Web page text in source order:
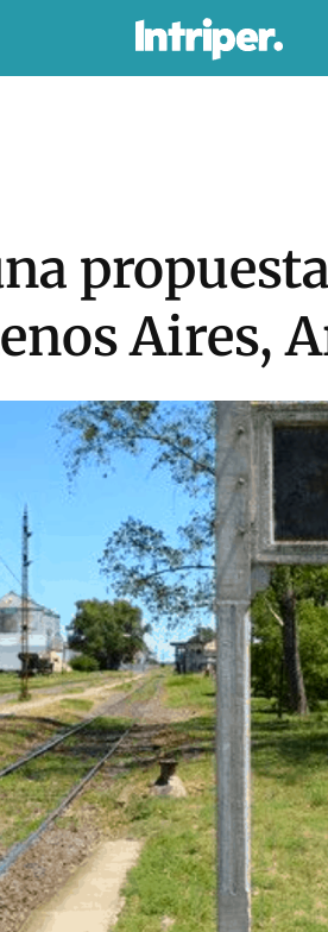
Aires,